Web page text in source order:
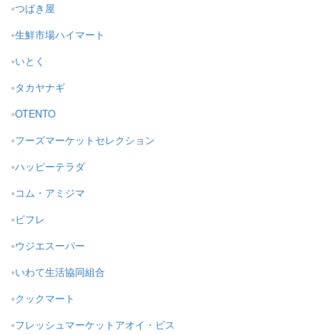
つばき屋
生鮮市場ハイマート
いとく
タカヤナギ
OTENTO
フーズマーケットセレクション
ハッピーテラダ
コム・アミジマ
ビフレ
ウジエスーパー
いわて生活協同組合
クックマート
フレッシュマーケットアオイ・ビス